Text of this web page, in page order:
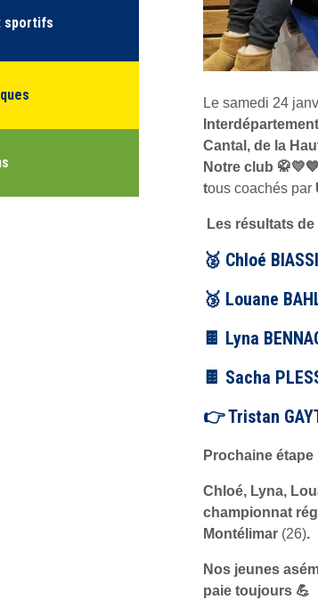
sportifs
Le samedi 24
Cantal, de la
Notre club 🥋💛💙
tous coachés par
Les résultats
🥈 Chloé
🥉 Louane
🍫 Lyna
🍫 Sacha
👉 Tristan
Prochaine étape
Chloé, Lyna,
championnat
Montélimar (26).
Nos jeunes
paie toujours 💪